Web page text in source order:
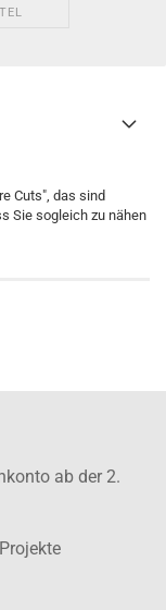
Cuts", das sind
Sie sogleich zu nähen
ab der 2.